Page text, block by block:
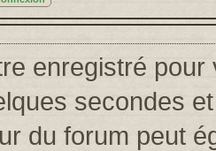
enregistré pour
secondes
du forum peut